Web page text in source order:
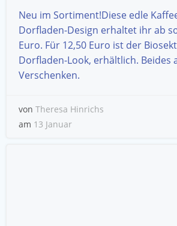
Neu im Sortiment!Diese edle
Dorfladen-Design erhaltet ihr ab
Euro. Für 12,50 Euro ist der
Dorfladen-Look, erhältlich. Beides
Verschenken.
von Theresa Hinrichs
am 13 Januar